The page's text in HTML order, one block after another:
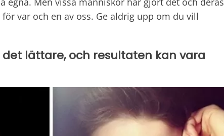
för var och en av oss. Ge aldrig upp om du vill
det lättare, och resultaten kan vara